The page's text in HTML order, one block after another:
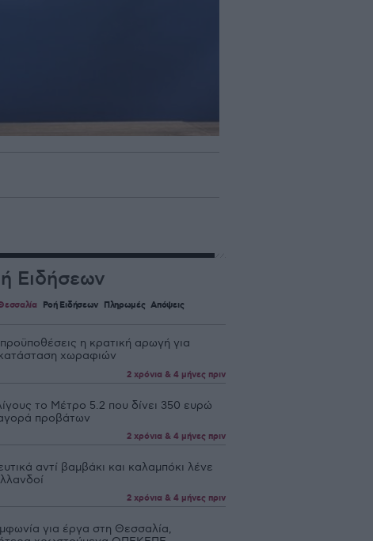
Ειδήσεων
Ροή Ειδήσεων Πληρωμές Απόψεις
η κρατική αρωγή για
χωραφιών
2 χρόνια & 4 μήνες πριν
το Μέτρο 5.2 που δίνει 350 ευρώ
προβάτων
2 χρόνια & 4 μήνες πριν
αντί βαμβάκι και καλαμπόκι λένε
2 χρόνια & 4 μήνες πριν
για έργα στη Θεσσαλία,